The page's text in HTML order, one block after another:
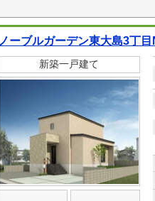
ノーブルガーデン東大島3丁
新築一戸建て